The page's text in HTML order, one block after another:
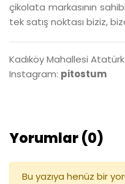
çikolata markasının
tek satış noktası biziz,
Kadıköy Mahallesi
Instagram: pitostum
Yorumlar (0)
Bu yazıya henüz bir